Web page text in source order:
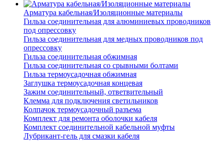
Арматура кабельная/Изоляционные материалы
Гильза соединительная для алюминиевых проводников
под опрессовку
Гильза соединительная для медных проводников под
опрессовку
Гильза соединительная обжимная
Гильза соединительная со срывными болтами
Гильза термоусадочная обжимная
Заглушка термоусадочная концевая
Зажим соединительный, ответвительный
Клемма для подключения светильников
Колпачок термоусадочный разъема
Комплект для ремонта оболочки кабеля
Комплект соединительной кабельной муфты
Лубрикант-гель для смазки кабеля